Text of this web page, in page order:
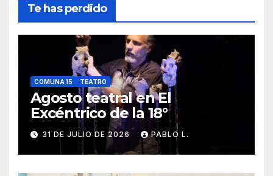
Te has perdido
COMUNA 15 TEATRO
Agosto teatral en El
Excéntrico de la 18°
31 DE JULIO DE 2026 PABLO L.